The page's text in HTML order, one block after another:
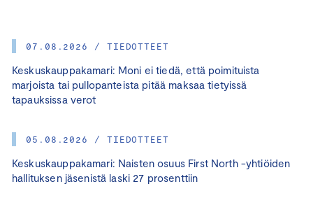
07.08.2026 / TIEDOTTEET
Keskuskauppakamari: Moni ei tiedä, että poimituista
marjoista tai pullopanteista pitää maksaa tietyissä
tapauksissa verot
05.08.2026 / TIEDOTTEET
Keskuskauppakamari: Naisten osuus First North -yhtiöiden
hallituksen jäsenistä laski 27 prosenttiin